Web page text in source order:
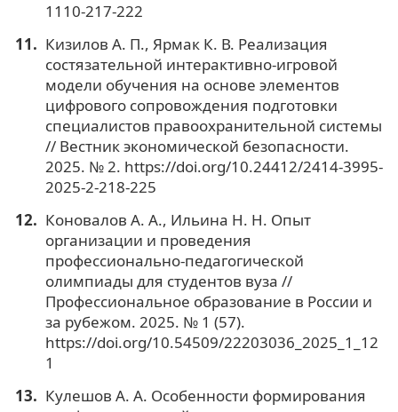
1110-217-222
Кизилов А. П., Ярмак К. В. Реализация
состязательной интерактивно-игровой
модели обучения на основе элементов
цифрового сопровождения подготовки
специалистов правоохранительной системы
// Вестник экономической безопасности.
2025. № 2. https://doi.org/10.24412/2414-3995-
2025-2-218-225
Коновалов А. А., Ильина Н. Н. Опыт
организации и проведения
профессионально-педагогической
олимпиады для студентов вуза //
Профессиональное образование в России и
за рубежом. 2025. № 1 (57).
https://doi.org/10.54509/22203036_2025_1_12
1
Кулешов А. А. Особенности формирования